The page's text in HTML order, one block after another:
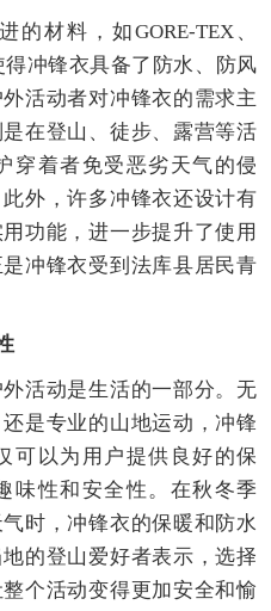
材料，如GORE-TEX、
得冲锋衣具备了防水、防风
活动者对冲锋衣的需求主
在登山、徒步、露营等活
穿着者免受恶劣天气的侵
外，许多冲锋衣还设计有
功能，进一步提升了使用
冲锋衣受到法库县居民青
活动是生活的一部分。无
是专业的山地运动，冲锋
可以为用户提供良好的保
味性和安全性。在秋冬季
时，冲锋衣的保暖和防水
的登山爱好者表示，选择
个活动变得更加安全和愉